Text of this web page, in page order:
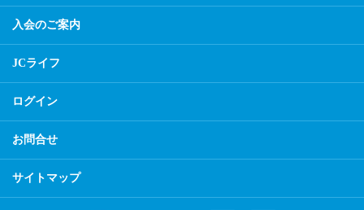
入会のご案内
JCライフ
ログイン
お問合せ
サイトマップ